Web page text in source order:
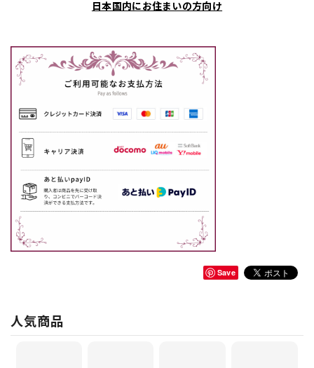
日本国内にお住まいの方向け
Save
人気商品